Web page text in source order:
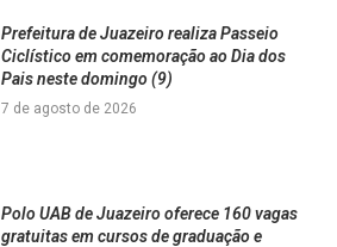
Prefeitura de Juazeiro realiza Passeio
Ciclístico em comemoração ao Dia dos
Pais neste domingo (9)
7 de agosto de 2026
Polo UAB de Juazeiro oferece 160 vagas
gratuitas em cursos de graduação e